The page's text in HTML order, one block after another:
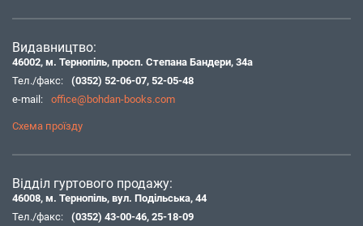
Видавництво:
46002, м. Тернопіль, просп. Степана Бандери, 34а
Тел./факс:
(0352) 52-06-07, 52-05-48
e-mail:
office@bohdan-books.com
Схема проїзду
Відділ гуртового продажу:
46008, м. Тернопіль, вул. Подільська, 44
Тел./факс:
(0352) 43-00-46, 25-18-09